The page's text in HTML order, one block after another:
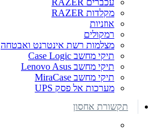
עכברים RAZER
מקלדות RAZER
אוזניות
רמקולים
מצלמות רשת אינטרנט ואבטחה
תיקי מחשב Case Logic
תיקי מחשב Lenovo Asus
תיקי מחשב MiraCase
מערכות אל פסק UPS
תקשורת אחסון